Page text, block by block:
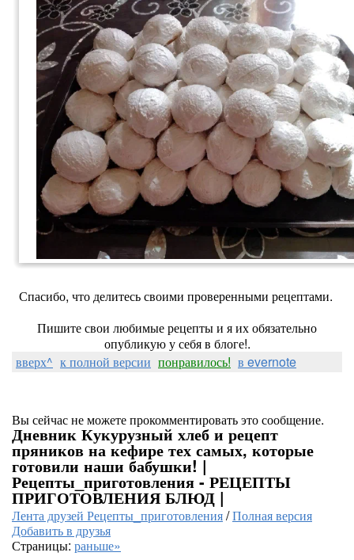
Спасибо, что делитесь своими проверенными рецептами.
Пишите свои любимые рецепты и я их обязательно
опубликую у себя в блоге!.
вверх^ к полной версии понравилось! в evernote
Вы сейчас не можете прокомментировать это сообщение.
Дневник Кукурузный хлеб и рецепт
пряников на кефире тех самых, которые
готовили наши бабушки! |
Рецепты_приготовления - РЕЦЕПТЫ
ПРИГОТОВЛЕНИЯ БЛЮД |
Лента друзей Рецепты_приготовления/Полная версия
Добавить в друзья
Страницы: раньше»